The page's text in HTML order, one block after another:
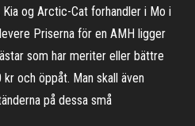
Kia og Arctic-Cat forhandler i Mo i
Priserna för en AMH ligger
som har meriter eller bättre
och öppåt. Man skall även
på dessa små